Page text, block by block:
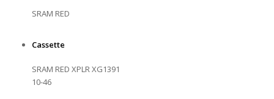
SRAM RED
Cassette
SRAM RED XPLR XG1391
10-46